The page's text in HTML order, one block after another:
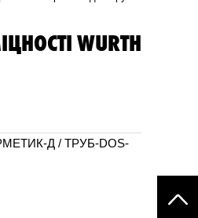
WURTH
Д / ТРУБ-DOS-